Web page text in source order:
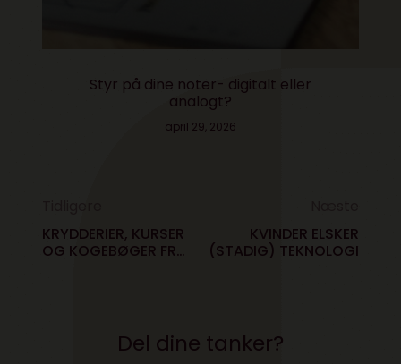
Styr på dine noter- digitalt eller
analogt?
april 29, 2026
KRYDDERIER, KURSER
OG KOGEBØGER FRA
KVINDER ELSKER
(STADIG) TEKNOLOGI
Del dine tanker?